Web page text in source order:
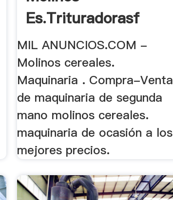
Es.trituradorasf
MIL ANUNCIOS.COM -
Molinos cereales.
Maquinaria . Compra-Venta
de maquinaria de segunda
mano molinos cereales.
maquinaria de ocasión a los
mejores precios.